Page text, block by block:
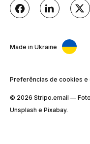
Made in Ukraine
Preferências de cookies e
© 2026 Stripо.email —
Unsplash e Pixabay.